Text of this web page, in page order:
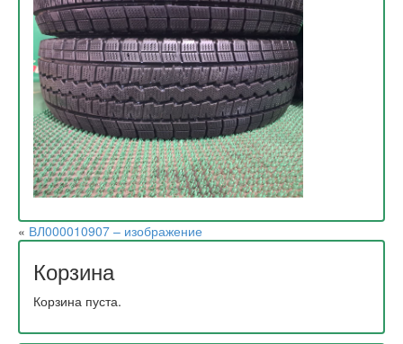
« ВЛ000010907 – изображение
Корзина
Корзина пуста.